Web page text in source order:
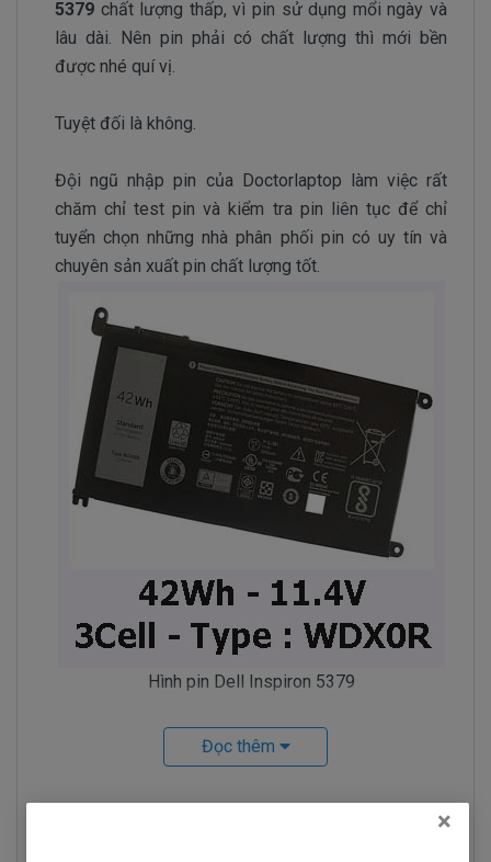
5379 chất lượng thấp, vì pin sử dụng mổi ngày và
lâu dài. Nên pin phải có chất lượng thì mới bền
được nhé quí vị.
Tuyệt đối là không.
Đội ngũ nhập pin của Doctorlaptop làm việc rất
chăm chỉ test pin và kiểm tra pin liên tục để chỉ
tuyển chọn những nhà phân phối pin có uy tín và
chuyên sản xuất pin chất lượng tốt.
Hình pin Dell Inspiron 5379
Pin Máy Tính Xách Dell Inspiron 5379
Những Hư Hỏng Thường Gặp
Đọc thêm
×